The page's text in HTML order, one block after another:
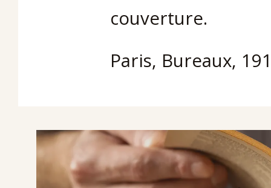
couverture.
Paris, Bureaux,